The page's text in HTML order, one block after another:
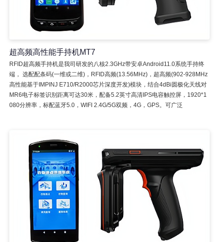
超高频高性能手持机MT7
RFID超高频手持机是我司研发的八核2.3GHz带安卓Android11.0系统手持终
端， 选配配条码(一维或二维)，RFID高频(13.56MHz)，超高频(902-928MHz
高性能基于IMPINJ E710/R2000芯片深度开发)模块，结合4dBi圆极化天线对
MR6电子标签识别距离可达30米，配备5.2英寸高清IPS电容触控屏，1920*1
080分辨率，标配蓝牙5.0，WIFI 2.4G/5G双频，4G，GPS。可广泛